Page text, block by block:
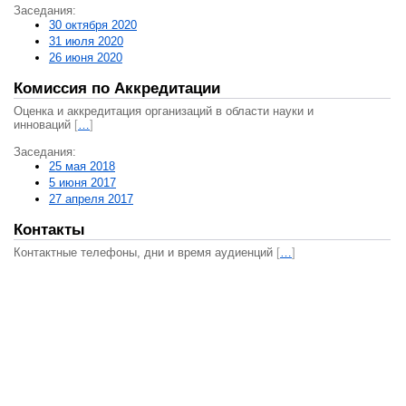
Заседания:
30 октября 2020
31 июля 2020
26 июня 2020
Комиссия по Аккредитации
Оценка и аккредитация организаций в области науки и
инноваций […]
Заседания:
25 мая 2018
5 июня 2017
27 апреля 2017
Контакты
Контактные телефоны, дни и время аудиенций […]